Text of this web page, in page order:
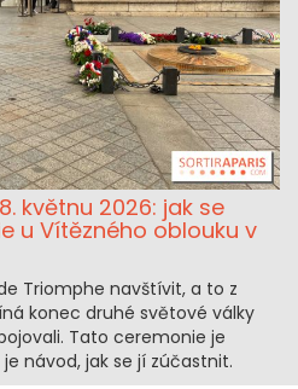
květnu 2026: jak se
u Vítězného oblouku v
Triomphe navštívit, a to z
konec druhé světové války
Tato ceremonie je
návod, jak se jí zúčastnit.